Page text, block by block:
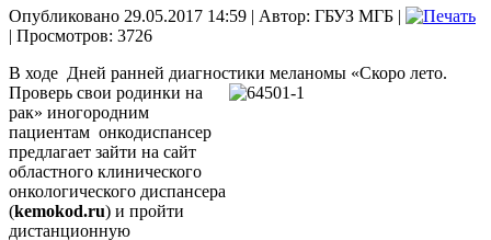
Опубликовано 29.05.2017 14:59 | Автор: ГБУЗ МГБ |
| Просмотров: 3726
В ходе Дней ранней диагностики меланомы «Скоро лето.
Проверь свои родинки на
рак» иногородним
пациентам онкодиспансер
предлагает зайти на сайт
областного клинического
онкологического диспансера
(kemokod.ru) и пройти
дистанционную